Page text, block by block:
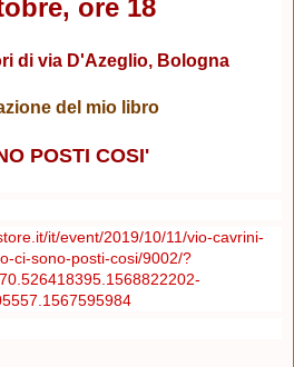
ore 18
di via D'Azeglio, Bologna
del mio libro
POSTI COSI'
it/event/2019/10/11/vio-cavrini-
ci-sono-posti-cosi/9002/?